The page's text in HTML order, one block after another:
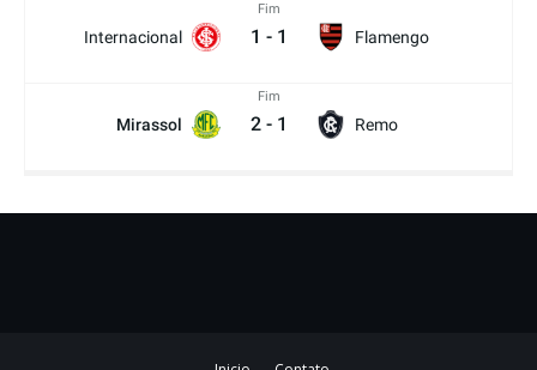
Internacional
Fim
1 - 1 Flamengo
Mirassol
Fim
2 - 1 Remo